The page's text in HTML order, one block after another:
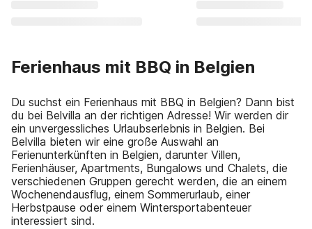
Ferienhaus mit BBQ in Belgien
Du suchst ein Ferienhaus mit BBQ in Belgien? Dann bist
du bei Belvilla an der richtigen Adresse! Wir werden dir
ein unvergessliches Urlaubserlebnis in Belgien. Bei
Belvilla bieten wir eine große Auswahl an
Ferienunterkünften in Belgien, darunter Villen,
Ferienhäuser, Apartments, Bungalows und Chalets, die
verschiedenen Gruppen gerecht werden, die an einem
Wochenendausflug, einem Sommerurlaub, einer
Herbstpause oder einem Wintersportabenteuer
interessiert sind.